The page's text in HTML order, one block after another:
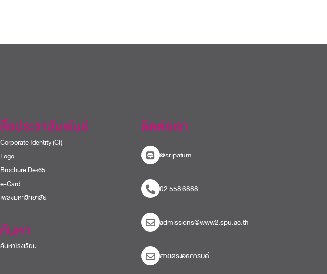
สื่อประชาสัมพันธ์
Corporate Identity (CI)
Logo
Brochure Dek65
e-Card
เพลงมหาวิทยาลัย
ค้นหา
ค้นหาโรงเรียน
ติดต่อเรา
@sripatum
02 558 6888
admissions@www2.spu.ac.th
สายตรงอธิการบดี​